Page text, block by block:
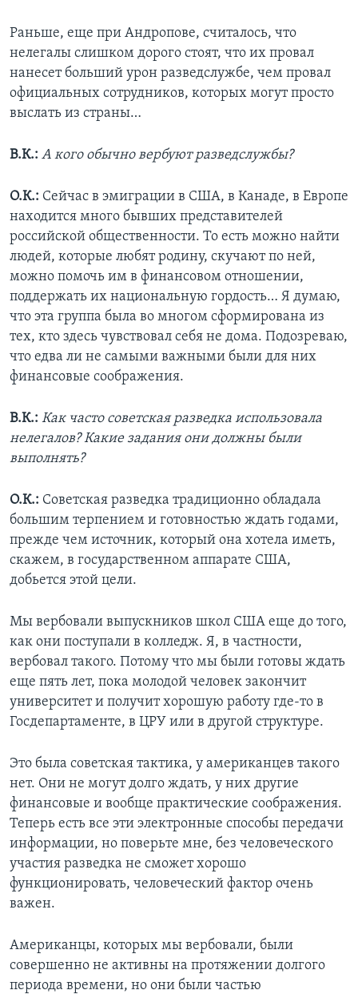
Раньше, еще при Андропове, считалось, что
нелегалы слишком дорого стоят, что их провал
нанесет больший урон разведслужбе, чем провал
официальных сотрудников, которых могут просто
выслать из страны…
В.К.: А кого обычно вербуют разведслужбы?
О.К.: Сейчас в эмиграции в США, в Канаде, в Европе
находится много бывших представителей
российской общественности. То есть можно найти
людей, которые любят родину, скучают по ней,
можно помочь им в финансовом отношении,
поддержать их национальную гордость… Я думаю,
что эта группа была во многом сформирована из
тех, кто здесь чувствовал себя не дома. Подозреваю,
что едва ли не самыми важными были для них
финансовые соображения.
В.К.: Как часто советская разведка использовала
нелегалов? Какие задания они должны были
выполнять?
О.К.: Советская разведка традиционно обладала
большим терпением и готовностью ждать годами,
прежде чем источник, который она хотела иметь,
скажем, в государственном аппарате США,
добьется этой цели.
Мы вербовали выпускников школ США еще до того,
как они поступали в колледж. Я, в частности,
вербовал такого. Потому что мы были готовы ждать
еще пять лет, пока молодой человек закончит
университет и получит хорошую работу где-то в
Госдепартаменте, в ЦРУ или в другой структуре.
Это была советская тактика, у американцев такого
нет. Они не могут долго ждать, у них другие
финансовые и вообще практические соображения.
Теперь есть все эти электронные способы передачи
информации, но поверьте мне, без человеческого
участия разведка не сможет хорошо
функционировать, человеческий фактор очень
важен.
Американцы, которых мы вербовали, были
совершенно не активны на протяжении долгого
периода времени, но они были частью